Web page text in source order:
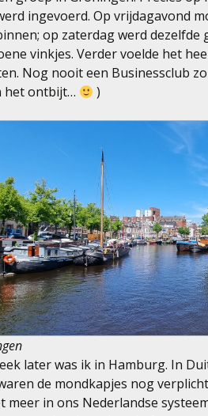
ingevoerd. Op vrijdagavond
op zaterdag werd
vinkjes. Verder voelde het
Nog nooit een Businessclub
het ontbijt…
)
later was ik in Hamburg. In
de mondkapjes nog
meer in ons Nederlandse